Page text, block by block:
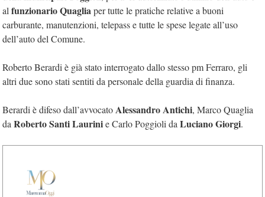
al funzionario Quagliaper tutte le pratiche relative a buoni
carburante, manutenzioni, telepass e tutte le spese legate all’uso
dell’auto del Comune.
Roberto Berardi è già stato interrogato dallo stesso pm Ferraro, gli
altri due sono stati sentiti da personale della guardia di finanza.
Berardi è difeso dall’avvocatoAlessandro Antichi, Marco Quaglia
da Roberto Santi Laurinie Carlo Poggioli da Luciano Giorgi.